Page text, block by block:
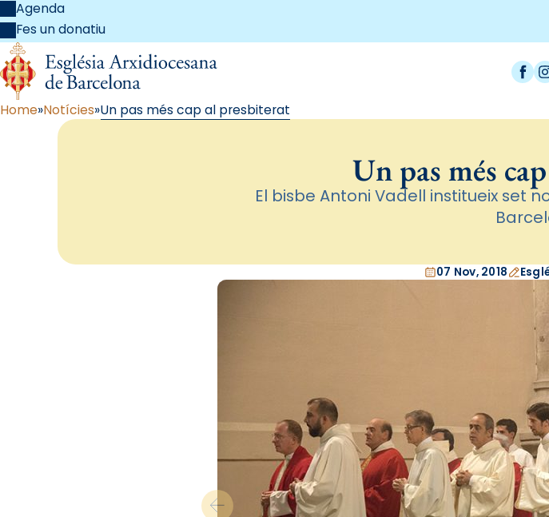
Agenda
Fes un donatiu
Home Notícies Un pas més cap al presbiterat
Un pas més
El bisbe Antoni Vadell institueix set
07 Nov, 2018